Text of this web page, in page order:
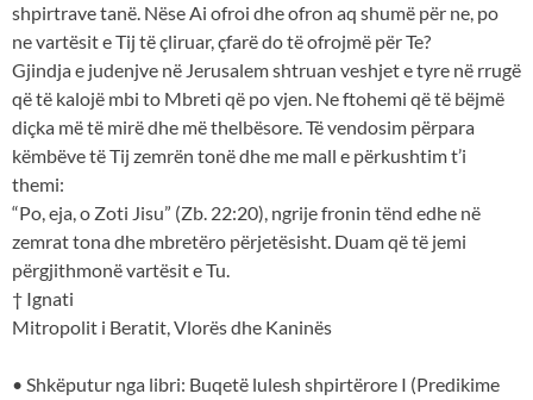
shpirtrave tanë. Nëse Ai ofroi dhe ofron aq shumë për ne, po
ne vartësit e Tij të çliruar, çfarë do të ofrojmë për Te?
Gjindja e judenjve në Jerusalem shtruan veshjet e tyre në rrugë
që të kalojë mbi to Mbreti që po vjen. Ne ftohemi që të bëjmë
diçka më të mirë dhe më thelbësore. Të vendosim përpara
këmbëve të Tij zemrën tonë dhe me mall e përkushtim t’i
themi:
“Po, eja, o Zoti Jisu” (Zb. 22:20), ngrije fronin tënd edhe në
zemrat tona dhe mbretëro përjetësisht. Duam që të jemi
përgjithmonë vartësit e Tu.
† Ignati
Mitropolit i Beratit, Vlorës dhe Kaninës
• Shkëputur nga libri: Buqetë lulesh shpirtërore I (Predikime